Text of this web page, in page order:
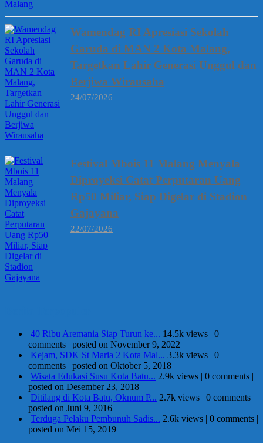
Wamendag RI Apresiasi Sekolah
Garuda di MAN 2 Kota Malang,
Targetkan Lahir Generasi Unggul dan
Berjiwa Wirausaha
24/07/2026
Festival Mbois 11 Malang Menyala
Diproyeksi Catat Perputaran Uang
Rp50 Miliar, Siap Digelar di Stadion
Gajayana
22/07/2026
40 Ribu Aremania Siap Turun ke... 14.5k views | 0
comments | posted on November 9, 2022
Kejam, SDK St Maria 2 Kota Mal... 3.3k views | 0
comments | posted on Oktober 5, 2018
Wisata Edukasi Susu Kota Batu... 2.9k views | 0 comments |
posted on Desember 23, 2018
Ditilang di Kota Batu, Oknum P... 2.7k views | 0 comments |
posted on Juni 9, 2016
Terduga Pelaku Pembunuh Sadis... 2.6k views | 0 comments |
posted on Mei 15, 2019